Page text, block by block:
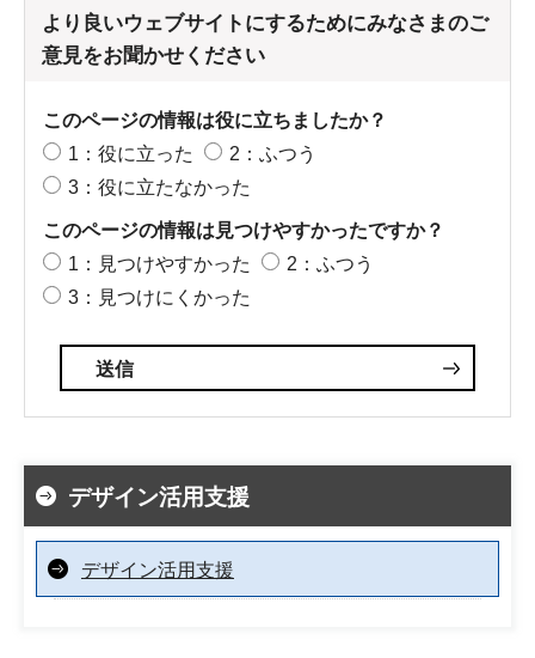
より良いウェブサイトにするためにみなさまのご
意見をお聞かせください
このページの情報は役に立ちましたか？
1：役に立った
2：ふつう
3：役に立たなかった
このページの情報は見つけやすかったですか？
1：見つけやすかった
2：ふつう
3：見つけにくかった
デザイン活用支援
デザイン活用支援